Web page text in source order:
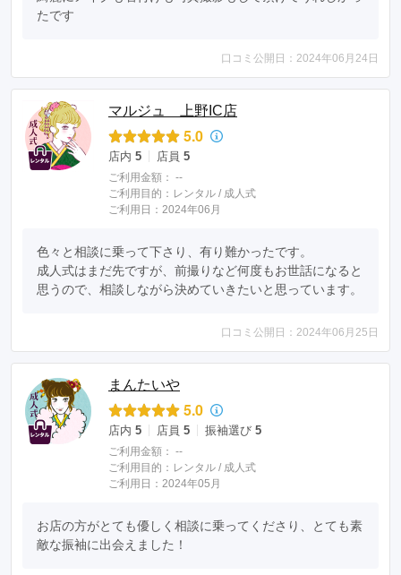
たです
口コミ公開日：2024年06月24日
マルジュ 上野IC店
5.0
店内 5 店員 5
ご利用金額： --
ご利用目的： レンタル / 成人式
ご利用日：2024年06月
色々と相談に乗って下さり、有り難かったです。
成人式はまだ先ですが、前撮りなど何度もお世話になると
思うので、相談しながら決めていきたいと思っています。
口コミ公開日：2024年06月25日
まんたいや
5.0
店内 5 店員 5 振袖選び 5
ご利用金額： --
ご利用目的： レンタル / 成人式
ご利用日：2024年05月
お店の方がとても優しく相談に乗ってくださり、とても素
敵な振袖に出会えました！